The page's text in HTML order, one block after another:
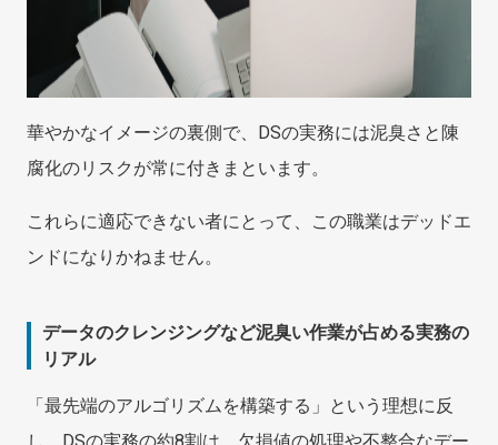
華やかなイメージの裏側で、DSの実務には泥臭さと陳
腐化のリスクが常に付きまといます。
これらに適応できない者にとって、この職業はデッドエ
ンドになりかねません。
データのクレンジングなど泥臭い作業が占める実務の
リアル
「最先端のアルゴリズムを構築する」という理想に反